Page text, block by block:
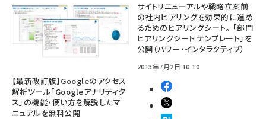
【最新改訂版】Googleのアクセス
解析ツール「Googleアナリティク
ス」の機能・使い方を解説したマ
ニュアルを無料公開
サイトリニューアルや戦略立案前
の社内ヒアリングを効果的に進め
るためのヒアリングシート。 「部門
ヒアリングシート テンプレート」を
公開（パワー・インタラクティブ）
2013年7月2日 10:10